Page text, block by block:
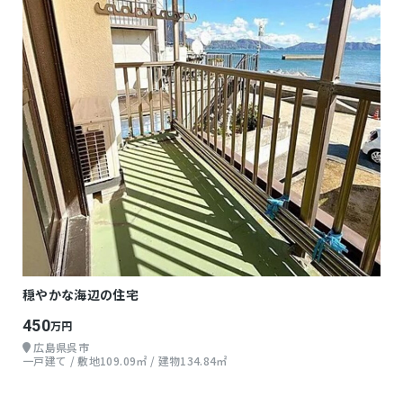
穏やかな海辺の住宅
450万円
広島県呉市
一戸建て / 敷地109.09㎡ / 建物134.84㎡